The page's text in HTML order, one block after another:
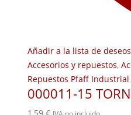
Añadir a la lista de deseos
Accesorios y repuestos,
Repuestos Pfaff Industrial
000011-15